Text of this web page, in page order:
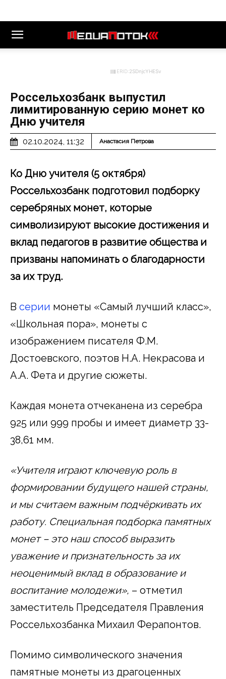
ERID:2SDnjcYHESv
Россельхозбанк выпустил
лимитированную серию монет ко
Дню учителя
02.10.2024, 11:32 Анастасия Петрова
Ко Дню учителя (5 октября)
Россельхозбанк подготовил подборку
серебряных монет, которые
символизируют высокие достижения и
вклад педагогов в развитие общества и
призваны напоминать о благодарности
за их труд.
В серии монеты «Самый лучший класс»,
«Школьная пора», монеты с
изображением писателя Ф.М.
Достоевского, поэтов Н.А. Некрасова и
А.А. Фета и другие сюжеты.
Каждая монета отчеканена из серебра
925 или 999 пробы и имеет диаметр 33-
38,61 мм.
«Учителя играют ключевую роль в
формировании будущего нашей страны,
и мы считаем важным подчёркивать их
работу. Специальная подборка памятных
монет – это наш способ выразить
уважение и признательность за их
неоценимый вклад в образование и
воспитание молодежи», – отметил
заместитель Председателя Правления
Россельхозбанка Михаил Ферапонтов.
Помимо символического значения
памятные монеты из драгоценных